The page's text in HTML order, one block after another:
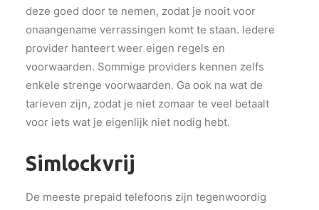
deze goed door te nemen, zodat je nooit voor
onaangename verrassingen komt te staan. Iedere
provider hanteert weer eigen regels en
voorwaarden. Sommige providers kennen zelfs
enkele strenge voorwaarden. Ga ook na wat de
tarieven zijn, zodat je niet zomaar te veel betaalt
voor iets wat je eigenlijk niet nodig hebt.
Simlockvrij
De meeste prepaid telefoons zijn tegenwoordig